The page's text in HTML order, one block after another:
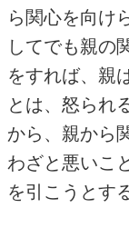
ら関心を向け
してでも親の
をすれば、親
とは、怒られ
から、親から
わざと悪いこ
を引こうとす